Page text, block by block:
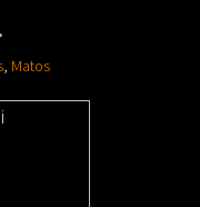
, Matos